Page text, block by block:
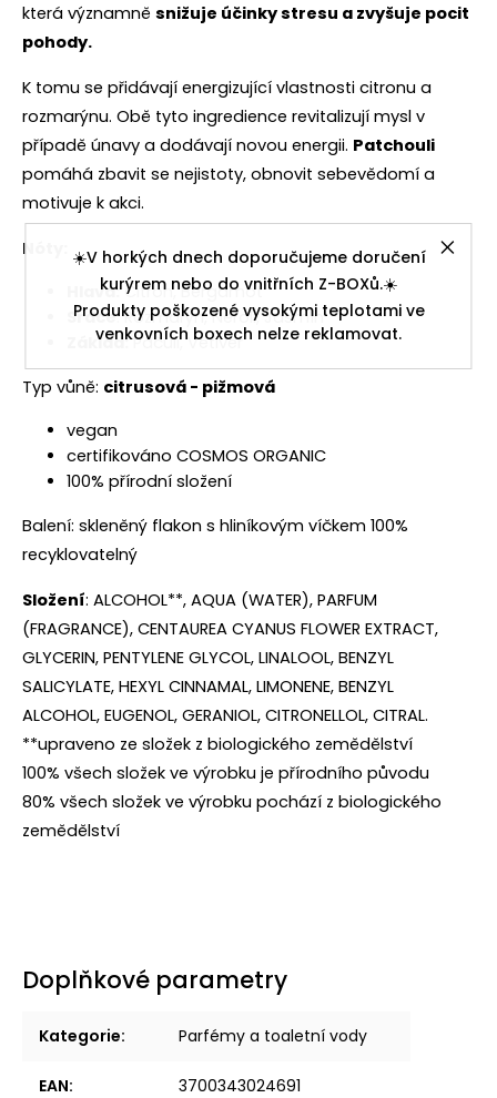
☀️V horkých dnech doporučujeme doručení
kurýrem nebo do vnitřních Z-BOXů.☀️
Produkty poškozené vysokými teplotami ve
venkovních boxech nelze reklamovat.
která významně snižuje účinky stresu a zvyšuje pocit
pohody.
K tomu se přidávají energizující vlastnosti citronu a
rozmarýnu. Obě tyto ingredience revitalizují mysl v
případě únavy a dodávají novou energii. Patchouli
pomáhá zbavit se nejistoty, obnovit sebevědomí a
motivuje k akci.
Nóty:
Hlava:Citron, Bergamot
Srdce: Rozmarýn, Neroli, Jasmín
Základ:Pačuli, Vetiver
Typ vůně: citrusová - pižmová
vegan
certifikováno COSMOS ORGANIC
100% přírodní složení
Balení: skleněný flakon s hliníkovým víčkem 100%
recyklovatelný
Složení: ALCOHOL**, AQUA (WATER), PARFUM
(FRAGRANCE), CENTAUREA CYANUS FLOWER EXTRACT,
GLYCERIN, PENTYLENE GLYCOL, LINALOOL, BENZYL
SALICYLATE, HEXYL CINNAMAL, LIMONENE, BENZYL
ALCOHOL, EUGENOL, GERANIOL, CITRONELLOL, CITRAL.
**upraveno ze složek z biologického zemědělství
100% všech složek ve výrobku je přírodního původu
80% všech složek ve výrobku pochází z biologického
zemědělství
Doplňkové parametry
Kategorie: Parfémy a toaletní vody
EAN: 3700343024691